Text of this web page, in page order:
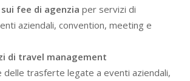
fee di agenzia per servizi di
aziendali, convention, meeting e
di travel management
trasferte legate a eventi aziendali,